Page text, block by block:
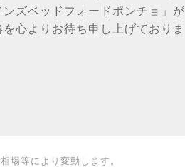
ズベッドフォードポンチョ」が
心よりお待ち申し上げておりま
場等により変動します。